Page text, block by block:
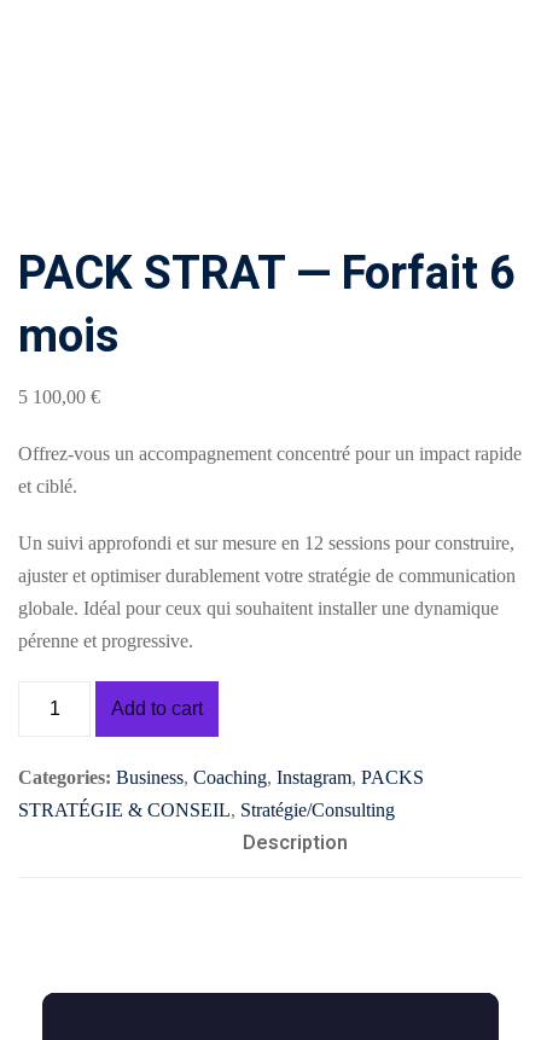
Comment
PACK STRAT — Forfait 6
mois
5 100,00 €
Offrez-vous un accompagnement concentré pour un impact rapide
et ciblé.
Un suivi approfondi et sur mesure en 12 sessions pour construire,
ajuster et optimiser durablement votre stratégie de communication
globale. Idéal pour ceux qui souhaitent installer une dynamique
pérenne et progressive.
Add to cart
Categories: Business, Coaching, Instagram, PACKS
STRATÉGIE & CONSEIL, Stratégie/Consulting
Description